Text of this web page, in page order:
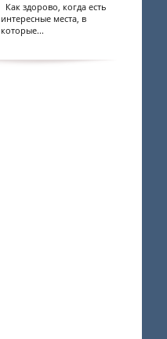
Как здорово, когда есть
интересные места, в
которые...